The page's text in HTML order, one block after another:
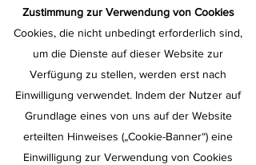
Zustimmung zur Verwendung von Cookies
Cookies, die nicht unbedingt erforderlich sind,
um die Dienste auf dieser Website zur
Verfügung zu stellen, werden erst nach
Einwilligung verwendet. Indem der Nutzer auf
Grundlage eines von uns auf der Website
erteilten Hinweises („Cookie-Banner“) eine
Einwilligung zur Verwendung von Cookies